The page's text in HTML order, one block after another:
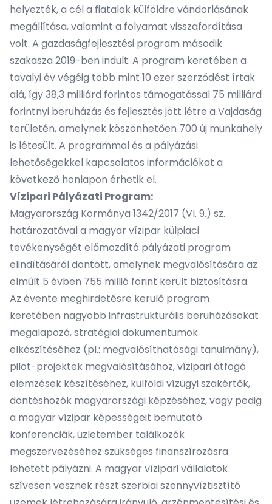
helyezték, a cél a fiatalok külföldre vándorlásának
megállítása, valamint a folyamat visszafordítása
volt. A gazdaságfejlesztési program második
szakasza 2019-ben indult. A program keretében a
tavalyi év végéig több mint 10 ezer szerződést írtak
alá, így 38,3 milliárd forintos támogatással 75 milliárd
forintnyi beruházás és fejlesztés jött létre a Vajdaság
területén, amelynek köszönhetően 700 új munkahely
is létesült. A programmal és a pályázási
lehetőségekkel kapcsolatos információkat a
következő honlapon érhetikel.
Vízipari Pályázati Program:
Magyarország Kormánya 1342/2017 (VI. 9.) sz.
határozatával a magyar vízipar külpiaci
tevékenységét előmozdító pályázati program
elindításáról döntött, amelynek megvalósítására az
elmúlt 5 évben 755 millió forint került biztosításra.
Az évente meghirdetésre kerülő program
keretében nagyobb infrastrukturális beruházásokat
megalapozó, stratégiai dokumentumok
elkészítéséhez (pl.: megvalósíthatósági tanulmány),
pilot-projektek megvalósításához, vízipari átfogó
elemzések készítéséhez, külföldi vízügyi szakértők,
döntéshozók magyarországi képzéséhez, vagy pedig
a magyar vízipar képességeit bemutató
konferenciák, üzletember találkozók
megszervezéséhez szükséges finanszírozásra
lehetett pályázni. A magyar vízipari vállalatok
szívesen vesznek részt szerbiai szennyvíztisztító